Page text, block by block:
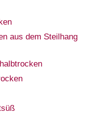
aus dem Steilhang